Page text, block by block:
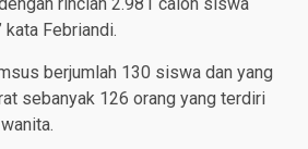
rincian 2.981 calon siswa
kata Febriandi.
berjumlah 130 siswa dan yang
sebanyak 126 orang yang terdiri